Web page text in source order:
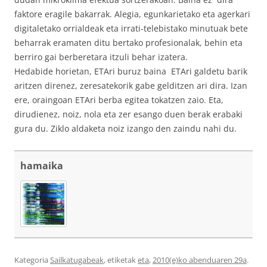
faktore eragile bakarrak. Alegia, egunkarietako eta agerkari
digitaletako orrialdeak eta irrati-telebistako minutuak bete
beharrak eramaten ditu bertako profesionalak, behin eta
berriro gai berberetara itzuli behar izatera.
Hedabide horietan, ETAri buruz baina ETAri galdetu barik
aritzen direnez, zeresatekorik gabe gelditzen ari dira. Izan
ere, oraingoan ETAri berba egitea tokatzen zaio. Eta,
dirudienez, noiz, nola eta zer esango duen berak erabaki
gura du. Ziklo aldaketa noiz izango den zaindu nahi du.
hamaika
Kategoria Sailkatugabeak, etiketak eta, 2010(e)ko abenduaren 29a.